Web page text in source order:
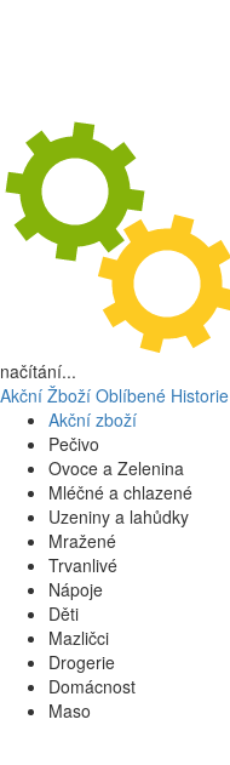
načítání...
Akční Žboží Oblíbené Historie
Akční zboží
Pečivo
Ovoce a Zelenina
Mléčné a chlazené
Uzeniny a lahůdky
Mražené
Trvanlivé
Nápoje
Děti
Mazličci
Drogerie
Domácnost
Maso